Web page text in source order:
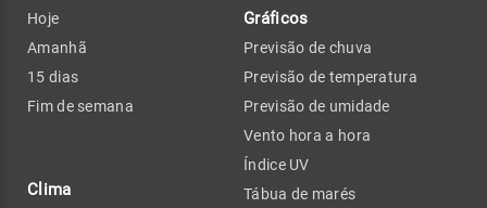
Hoje
Amanhã
15 dias
Fim de semana
Clima
Gráficos
Previsão de chuva
Previsão de temperatura
Previsão de umidade
Vento hora a hora
Índice UV
Tábua de marés